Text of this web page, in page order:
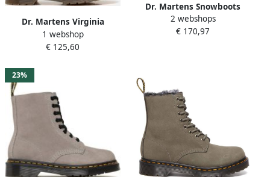
Dr. Martens Virginia
veterboots grijs
1 webshop
€ 125,60
Dr. Martens Snowboots
2976 Bex FL Chelsea Boot
2 webshops
€ 170,97
23%